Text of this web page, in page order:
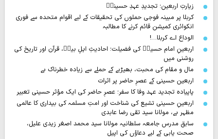
زیارتِ اربعین؛ تجدیدِ عہدِ حسینیؑ
کربلا پر مبینہ فوجی حملوں کی تحقیقات کے لیے اقوام متحدہ سے فوری
انکوائری کمیشن قائم کرنے کا مطالبہ
الوداع اے کربلا…!
اربعینِ امام حسینؑ کی فضیلت؛ احادیثِ اہلِ بیتؑ، قرآن اور تاریخ کی
روشنی میں
مال و مقام کی محبت، بھیڑیے کے حملے سے زیادہ خطرناک ہے
اربعین حسینی کے عصرِ حاضر پر اثرات
پاپیادہ تجدید عہد وفا کا سفر؛ عصرِ حاضر کی ایک مؤثر حسینی تعبیر
اربعینِ حسینی تشیع کی شناخت اور امتِ مسلمہ کی بیداری کا عالمی
مظہر ہے، مولانا سید تقی رضا عابدی
سابق مدرس جامعہ سلطانیہ مولانا سید محمد اصغر زیدی علیل،
صحت یابی کے لیے دعاؤں کی اپیل